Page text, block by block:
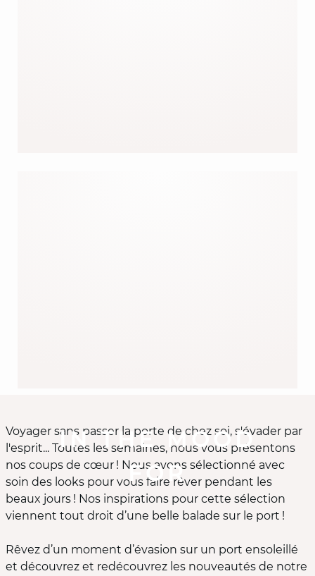
IN THE MOOD
FOR
Voyager sans passer la porte de chez soi, s'évader par
l'esprit... Toutes les semaines, nous vous présentons
nos coups de cœur ! Nous avons sélectionné avec
soin des looks pour vous faire rêver pendant les
beaux jours ! Nos inspirations pour cette sélection
viennent tout droit d’une belle balade sur le port !
Rêvez d’un moment d’évasion sur un port ensoleillé
et découvrez et redécouvrez les nouveautés de notre